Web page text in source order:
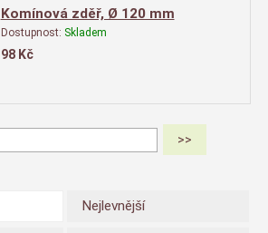
Komínová zděř, Ø 120 mm
Dostupnost: Skladem
98 Kč
Nejlevnější